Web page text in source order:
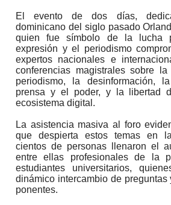
El evento de dos días,
dominicano del siglo pasado
quien fue símbolo de la lucha
expresión y el periodismo
expertos nacionales e
conferencias magistrales sobre la
periodismo, la desinformación,
prensa y el poder, y la libertad
ecosistema digital.
La asistencia masiva al foro
que despierta estos temas en
cientos de personas llenaron el
entre ellas profesionales de la
estudiantes universitarios,
dinámico intercambio de
ponentes.